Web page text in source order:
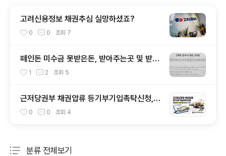
고려신용정보 채권추심 실망하셨죠?
0 0 조회 7
떼인돈 미수금 못받은돈, 받아주는곳 및 받아
드립니다. 사실일까요?
1 2 조회 5
근저당권부 채권압류 등기부기입촉탁신청,
실무에서 가장 많이 틀리는 부분
0 0 조회 4
분류 전체보기